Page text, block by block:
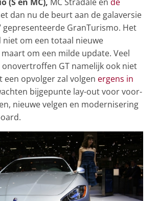
dan nu de beurt aan de galaversie
gepresenteerde GranTurismo. Het
om een totaal nieuwe
om een milde update. Veel
GT namelijk ook niet
een opvolger zal volgen ergens in
bijgepunte lay-out voor voor-
nieuwe velgen en modernisering